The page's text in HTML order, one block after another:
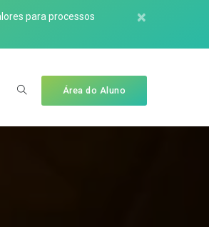
para processos
×
Área do Aluno